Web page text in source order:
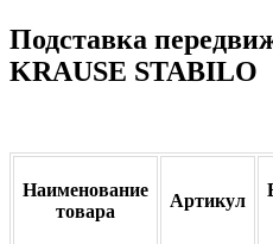
Подставка
KRAUSE STABILO
Наименование
товара
Артикул